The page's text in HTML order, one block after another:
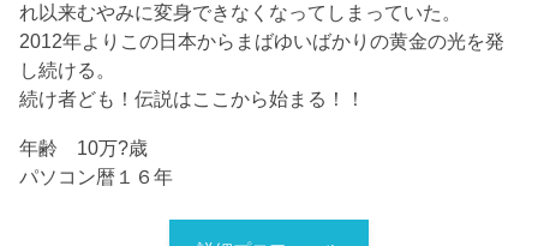
れ以来むやみに変身できなくなってしまっていた。
2012年よりこの日本からまばゆいばかりの黄金の光を発
し続ける。
続け者ども！伝説はここから始まる！！
年齢 10万?歳
パソコン暦１６年